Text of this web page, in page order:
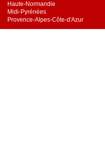
Haute-Normandie
Midi-Pyrénées
Provence-Alpes-Côte-d'Azur